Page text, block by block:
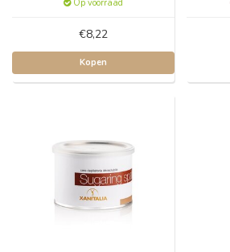
Op voorraad
€8,22
Kopen